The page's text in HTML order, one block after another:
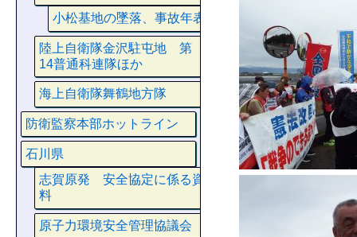
小松基地の墜落、事故年表
陸上自衛隊金沢駐屯地 第
14普通科連隊ほか
海上自衛隊舞鶴地方隊
防衛監察本部ホットライン
石川県
志賀原発 安全協定に係る資
料
原子力環境安全管理協議会